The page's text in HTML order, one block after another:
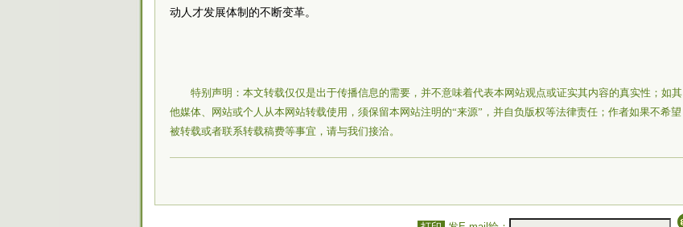
动人才发展体制的不断变革。
特别声明：本文转载仅仅是出于传播信息的需要，并不意味着代表本网站观点或证实其内容的真实性；如其
他媒体、网站或个人从本网站转载使用，须保留本网站注明的“来源”，并自负版权等法律责任；作者如果不希望
被转载或者联系转载稿费等事宜，请与我们接洽。